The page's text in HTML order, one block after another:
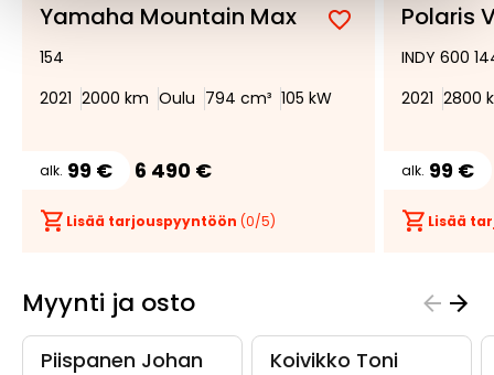
Yamaha Mountain Max
Lisää
suosikiksi
Poista
suosikeista
154
2021 2000 km Oulu 794 cm³ 105 kW
alk. 99 € 6 490 €
Lisää tarjouspyyntöön (0/5)
Polaris
INDY 600
2021 2800
alk. 99 €
Lisää
Myynti ja osto
Piispanen Johan Koivikko Toni